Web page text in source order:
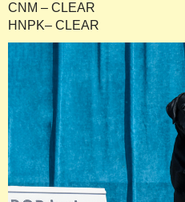
CNM – CLEAR
HNPK– CLEAR